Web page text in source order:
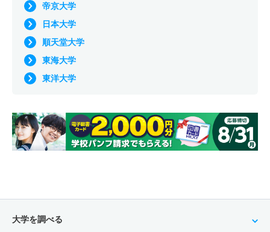
帝京大学
日本大学
順天堂大学
東海大学
東洋大学
大学を調べる